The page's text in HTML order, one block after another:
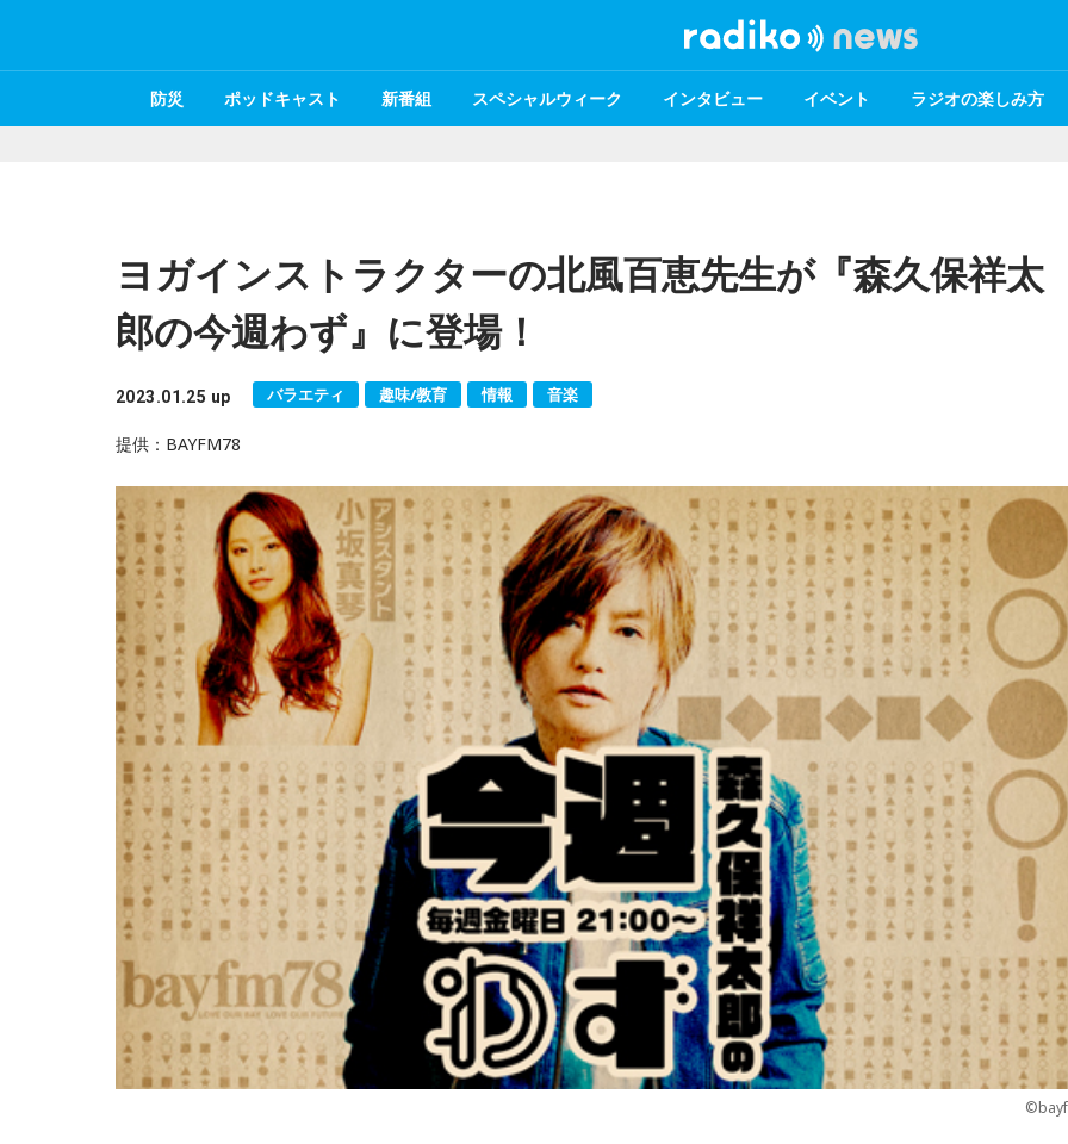
防災 ポッドキャスト 新番組 スペシャルウィーク インタビュー イベント ラジオの楽しみ方
ヨガインストラクターの北風百恵先生が『森久保祥太
郎の今週わず』に登場！
2023.01.25 up バラエティ 趣味/教育 情報 音楽
提供：BAYFM78